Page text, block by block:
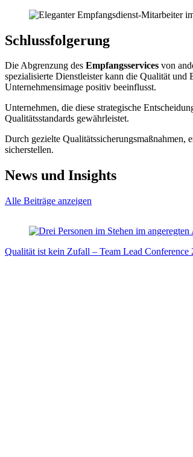
Schlussfolgerung
Die Abgrenzung des Empfangsservices von
spezialisierte Dienstleister kann die Qualität und
Unternehmensimage positiv beeinflusst.
Unternehmen, die diese strategische
Qualitätsstandards gewährleistet.
Durch gezielte Qualitätssicherungsmaßnahmen,
sicherstellen.
News und Insights
Alle Beiträge anzeigen
Qualität ist kein Zufall – Team Lead Conference